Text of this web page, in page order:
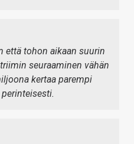
että tohon aikaan suurin
seuraaminen vähän
kertaa parempi